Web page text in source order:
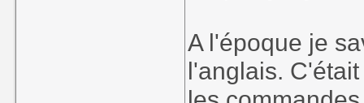
A l'époque je
l'anglais.